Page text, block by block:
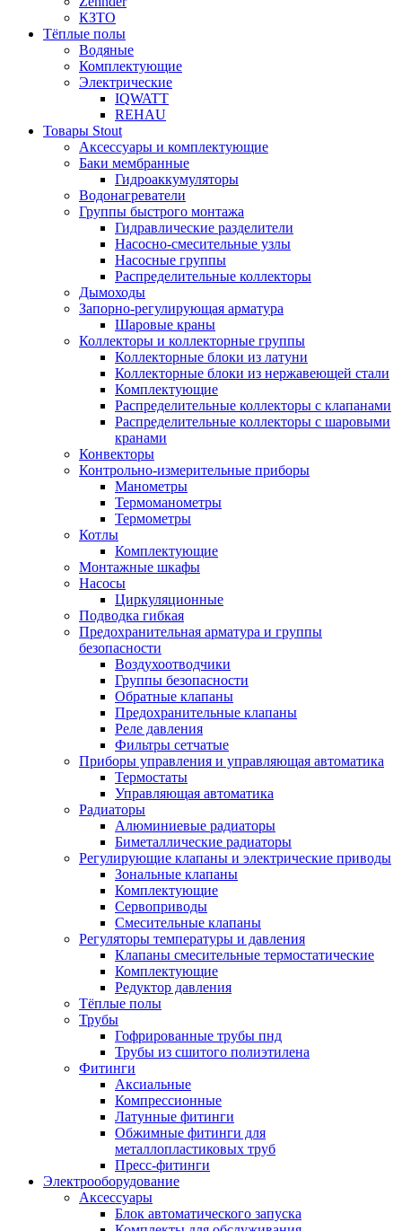
КЗТО
Тёплые полы
Водяные
Комплектующие
Электрические
IQWATT
REHAU
Товары Stout
Аксессуары и комплектующие
Баки мембранные
Гидроаккумуляторы
Водонагреватели
Группы быстрого монтажа
Гидравлические разделители
Насосно-смесительные узлы
Насосные группы
Распределительные коллекторы
Дымоходы
Запорно-регулирующая арматура
Шаровые краны
Коллекторы и коллекторные группы
Коллекторные блоки из латуни
Коллекторные блоки из нержавеющей стали
Комплектующие
Распределительные коллекторы с клапанами
Распределительные коллекторы с шаровыми
кранами
Конвекторы
Контрольно-измерительные приборы
Манометры
Термоманометры
Термометры
Котлы
Комплектующие
Монтажные шкафы
Насосы
Циркуляционные
Подводка гибкая
Предохранительная арматура и группы
безопасности
Воздухоотводчики
Группы безопасности
Обратные клапаны
Предохранительные клапаны
Реле давления
Фильтры сетчатые
Приборы управления и управляющая автоматика
Термостаты
Управляющая автоматика
Радиаторы
Алюминиевые радиаторы
Биметаллические радиаторы
Регулирующие клапаны и электрические приводы
Зональные клапаны
Комплектующие
Сервоприводы
Смесительные клапаны
Регуляторы температуры и давления
Клапаны смесительные термостатические
Комплектующие
Редуктор давления
Тёплые полы
Трубы
Гофрированные трубы пнд
Трубы из сшитого полиэтилена
Фитинги
Аксиальные
Компрессионные
Латунные фитинги
Обжимные фитинги для
металлопластиковых труб
Пресс-фитинги
Электрооборудование
Аксессуары
Блок автоматического запуска